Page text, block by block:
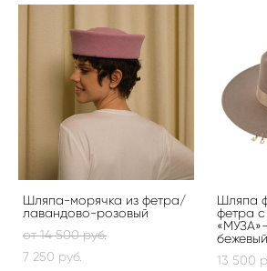
Шляпа-морячка из фетра/
лавандово-розовый
от 14 500 pуб.
7 250 pуб.
Шляпа
фетра
бежевый
13 500